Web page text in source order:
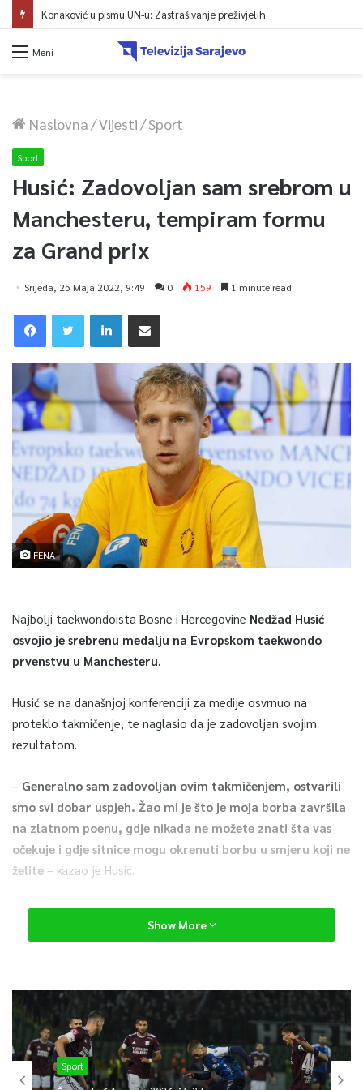
Konaković u pismu UN-u: Zastrašivanje preživjelih
Meni
Naslovna/Vijesti/Sport
Sport
Husić: Zadovoljan sam srebrom u
Manchesteru, tempiram formu
za Grand prix
Srijeda, 25 Maja 2022, 9:49 0 159 1 minute read
FENA
Najbolji taekwondoista Bosne i Hercegovine Nedžad Husić
osvojio je srebrenu medalju na Evropskom taekwondo
prvenstvu u Manchesteru
Husić se na današnjoj konferenciji za medije osvrnuo na
proteklo takmičenje, te naglasio da je zadovoljan svojim
rezultatom.
– Generalno sam zadovoljan ovim takmičenjem, ostvarili
smo svi dobar uspjeh. Žao mi je što je moja borba završila
na zlatnom poenu, gdje nikada ne možete znati šta vas
očekuje i gdje sitnice mogu okrenuti borbu u smjeru koji ne
želite – kazao je Husić.
Husića očekuje Grand prix u Rimu, gdje će biti implementirana
nova taekwondo pravila, a to iskustvo će bh. reprezentativcu
– Tempirat ću formu za Grand prix, ali već sam imao veoma
teške pripreme za Evropsko prvenstvo. Vratio sam se sa dosta
povreda i upala mišića, što mi se nikada prije nije desilo.
Odradio sam nekoliko laganih treninga, očekuje me
rehabilitacija, a potom krećem trenirati maksimalnim
Show More
Sport